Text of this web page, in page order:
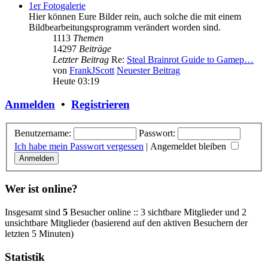
1er Fotogalerie
Hier können Eure Bilder rein, auch solche die mit einem
Bildbearbeitungsprogramm verändert worden sind.
1113 Themen
14297 Beiträge
Letzter Beitrag Re: Steal Brainrot Guide to Gamep…
von FrankJScott Neuester Beitrag
Heute 03:19
Anmelden • Registrieren
Benutzername:
Passwort:
Ich habe mein Passwort vergessen | Angemeldet bleiben
Wer ist online?
Insgesamt sind 5 Besucher online :: 3 sichtbare Mitglieder und 2
unsichtbare Mitglieder (basierend auf den aktiven Besuchern der
letzten 5 Minuten)
Statistik